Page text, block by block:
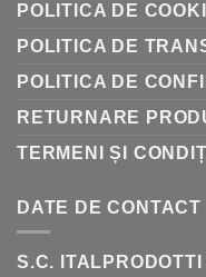
POLITICA DE
POLITICA DE
POLITICA DE
RETURNARE
TERMENI ȘI
DATE DE CONTACT
S.C.